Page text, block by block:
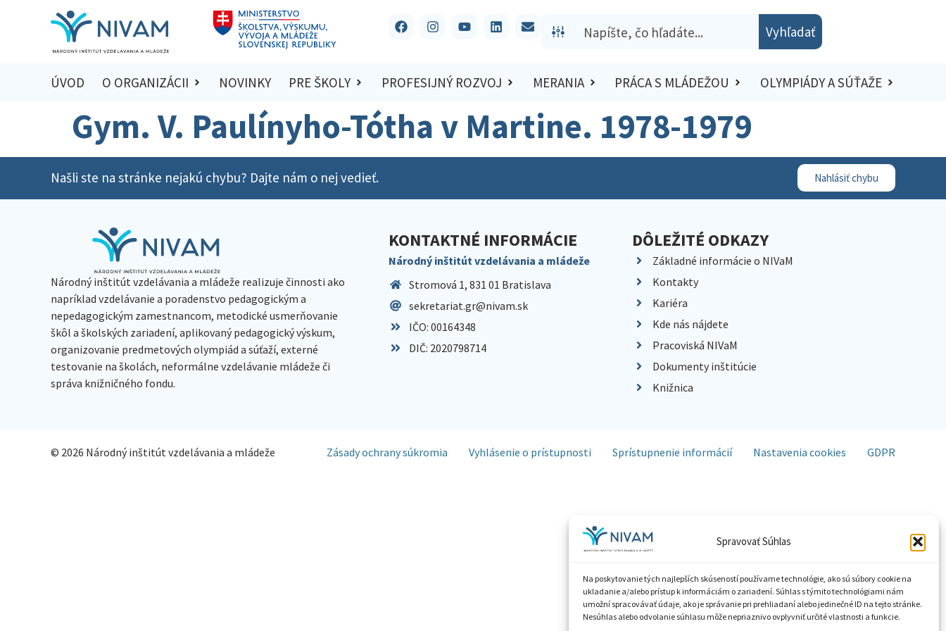
Spravovať Súhlas
Na poskytovanie tých najlepších skúseností používame technológie, ako sú súbory cookie na
ukladanie a/alebo prístup k informáciám o zariadení. Súhlas s týmito technológiami nám
umožní spracovávať údaje, ako je správanie pri prehliadaní alebo jedinečné ID na tejto stránke.
Nesúhlas alebo odvolanie súhlasu môže nepriaznivo ovplyvniť určité vlastnosti a funkcie.
Vyhľadať
ÚVOD O ORGANIZÁCII NOVINKY PRE ŠKOLY PROFESIJNÝ ROZVOJ MERANIA PRÁCA S MLÁDEŽOU OLYMPIÁDY A SÚŤAŽE
Gym. V. Paulínyho-Tótha v Martine. 1978-1979
Našli ste na stránke nejakú chybu? Dajte nám o nej vedieť. Nahlásiť chybu
Národný inštitút vzdelávania a mládeže realizuje činnosti ako
napríklad vzdelávanie a poradenstvo pedagogickým a
nepedagogickým zamestnancom, metodické usmerňovanie
škôl a školských zariadení, aplikovaný pedagogický výskum,
organizovanie predmetových olympiád a súťaží, externé
testovanie na školách, neformálne vzdelávanie mládeže či
správa knižničného fondu.
KONTAKTNÉ INFORMÁCIE
Národný inštitút vzdelávania a mládeže
Stromová 1, 831 01 Bratislava
sekretariat.gr@nivam.sk
IČO: 00164348
DIČ: 2020798714
DÔLEŽITÉ ODKAZY
Základné informácie o NIVaM
Kontakty
Kariéra
Kde nás nájdete
Pracoviská NIVaM
Dokumenty inštitúcie
Knižnica
© 2026 Národný inštitút vzdelávania a mládeže Zásady ochrany súkromia Vyhlásenie o prístupnosti Sprístupnenie informácií Nastavenia cookies GDPR